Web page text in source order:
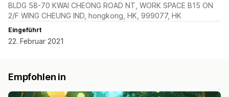
BLDG 58-70 KWAI CHEONG ROAD NT, WORK SPACE B15 ON
2/F WING CHEUNG IND, hongkong, HK, 999077, HK
Eingeführt
22. Februar 2021
Empfohlen in